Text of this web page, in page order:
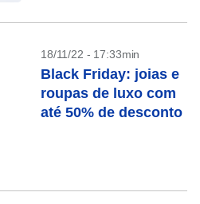
18/11/22 - 17:33min
Black Friday: joias e
roupas de luxo com
até 50% de desconto